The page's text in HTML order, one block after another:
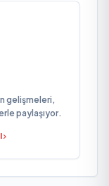
gelişmeleri,
paylaşıyor.